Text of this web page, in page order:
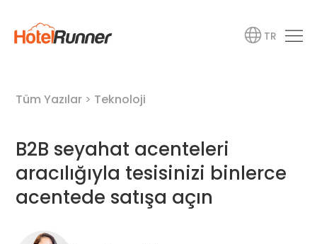
TR
Tüm Yazılar > Teknoloji
B2B seyahat acenteleri
aracılığıyla tesisinizi binlerce
acentede satışa açın